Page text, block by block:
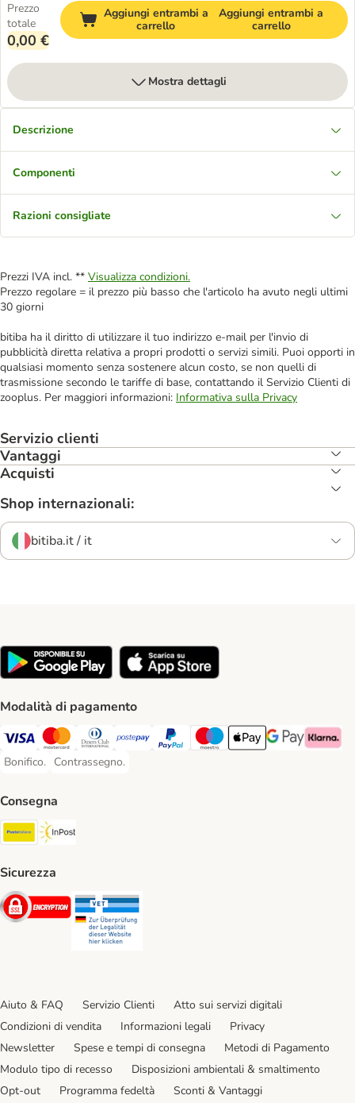
Prezzo
totale
0,00 €
Aggiungi entrambi a
carrello
Aggiungi entrambi a
carrello
Mostra dettagli
Descrizione
Componenti
Razioni consigliate
Prezzi IVA incl. ** Visualizza condizioni.
Prezzo regolare = il prezzo più basso che l'articolo ha avuto negli ultimi
30 giorni
bitiba ha il diritto di utilizzare il tuo indirizzo e-mail per l'invio di
pubblicità diretta relativa a propri prodotti o servizi simili. Puoi opporti in
qualsiasi momento senza sostenere alcun costo, se non quelli di
trasmissione secondo le tariffe di base, contattando il Servizio Clienti di
zooplus. Per maggiori informazioni: Informativa sulla Privacy
Servizio clienti
Vantaggi
Acquisti
Shop internazionali:
bitiba.it / it
Modalità di pagamento
Visa. Payment Method
Mastercard. Payment Method
Diners Club. Payment Method
Postepay. Payment Method
PayPal. Payment Method
Maestro. Payment Method
Apple pay. Payment
Google Pay
Klarna
Bonifico.
Bonifico. Payment Method
Contrassegno.
Contrassegno. Payment Method
Consegna
Poste Italiane. Shipping Method
Sicurezza
Security
Aiuto & FAQ Servizio Clienti
Atto sui servizi digitali
Condizioni di vendita
Informazioni legali
Privacy
Newsletter
Spese e tempi di consegna
Metodi di Pagamento
Modulo tipo di recesso
Disposizioni ambientali & smaltimento
Opt-out
Programma fedeltà Sconti & Vantaggi